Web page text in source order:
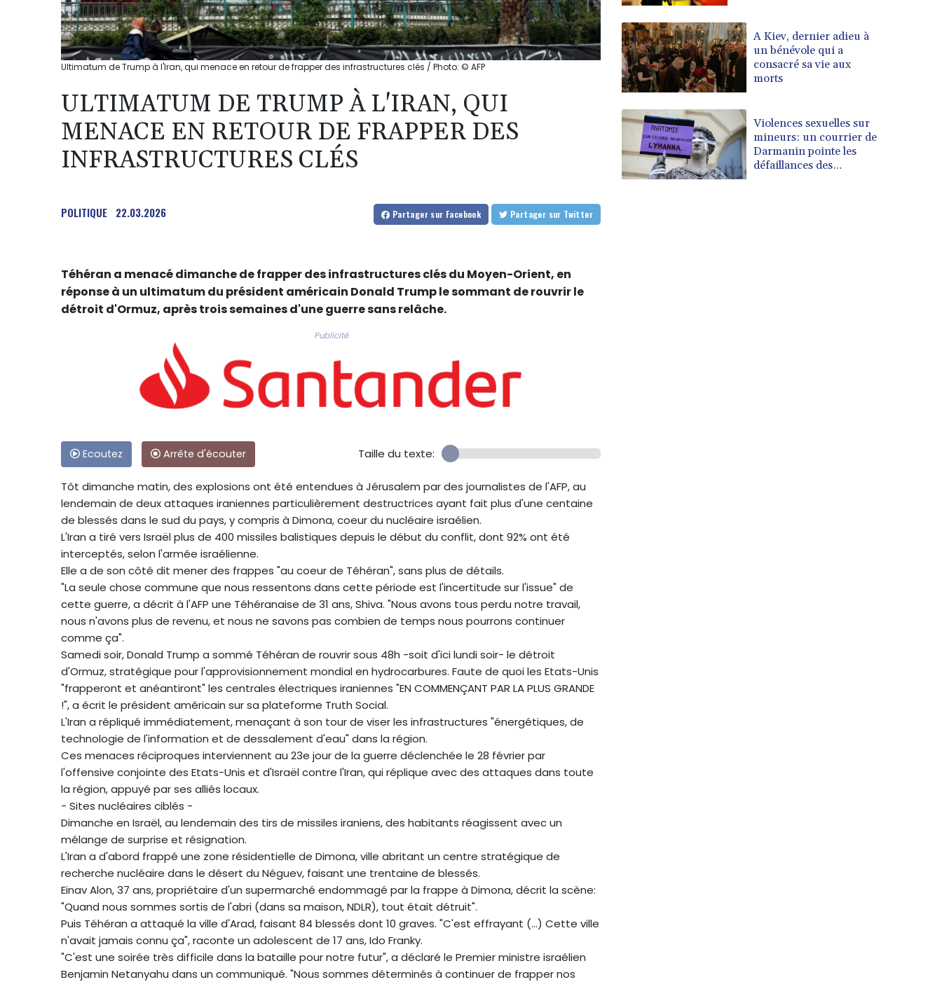
Ultimatum de Trump à l'Iran, qui menace en retour de frapper des infrastructures clés / Photo: © AFP
ULTIMATUM DE TRUMP À L'IRAN, QUI
MENACE EN RETOUR DE FRAPPER DES
INFRASTRUCTURES CLÉS
POLITIQUE 22.03.2026 Partager sur Facebook Partager sur Twitter
Téhéran a menacé dimanche de frapper des infrastructures clés du Moyen-Orient, en
réponse à un ultimatum du président américain Donald Trump le sommant de rouvrir le
détroit d'Ormuz, après trois semaines d'une guerre sans relâche.
Publicité
Ecoutez Arrête d'écouter Taille du texte:
Tôt dimanche matin, des explosions ont été entendues à Jérusalem par des journalistes de l'AFP, au
lendemain de deux attaques iraniennes particulièrement destructrices ayant fait plus d'une centaine
de blessés dans le sud du pays, y compris à Dimona, coeur du nucléaire israélien.
L'Iran a tiré vers Israël plus de 400 missiles balistiques depuis le début du conflit, dont 92% ont été
interceptés, selon l'armée israélienne.
Elle a de son côté dit mener des frappes "au coeur de Téhéran", sans plus de détails.
"La seule chose commune que nous ressentons dans cette période est l'incertitude sur l'issue" de
cette guerre, a décrit à l'AFP une Téhéranaise de 31 ans, Shiva. "Nous avons tous perdu notre travail,
nous n'avons plus de revenu, et nous ne savons pas combien de temps nous pourrons continuer
comme ça".
Samedi soir, Donald Trump a sommé Téhéran de rouvrir sous 48h -soit d'ici lundi soir- le détroit
d'Ormuz, stratégique pour l'approvisionnement mondial en hydrocarbures. Faute de quoi les Etats-Unis
"frapperont et anéantiront" les centrales électriques iraniennes "EN COMMENÇANT PAR LA PLUS GRANDE
!", a écrit le président américain sur sa plateforme Truth Social.
L'Iran a répliqué immédiatement, menaçant à son tour de viser les infrastructures "énergétiques, de
technologie de l'information et de dessalement d'eau" dans la région.
Ces menaces réciproques interviennent au 23e jour de la guerre déclenchée le 28 février par
l'offensive conjointe des Etats-Unis et d'Israël contre l'Iran, qui réplique avec des attaques dans toute
la région, appuyé par ses alliés locaux.
- Sites nucléaires ciblés -
Dimanche en Israël, au lendemain des tirs de missiles iraniens, des habitants réagissent avec un
mélange de surprise et résignation.
L'Iran a d'abord frappé une zone résidentielle de Dimona, ville abritant un centre stratégique de
recherche nucléaire dans le désert du Néguev, faisant une trentaine de blessés.
Einav Alon, 37 ans, propriétaire d'un supermarché endommagé par la frappe à Dimona, décrit la scène:
"Quand nous sommes sortis de l'abri (dans sa maison, NDLR), tout était détruit".
Puis Téhéran a attaqué la ville d'Arad, faisant 84 blessés dont 10 graves. "C'est effrayant (...) Cette ville
n'avait jamais connu ça", raconte un adolescent de 17 ans, Ido Franky.
"C'est une soirée très difficile dans la bataille pour notre futur", a déclaré le Premier ministre israélien
Benjamin Netanyahu dans un communiqué. "Nous sommes déterminés à continuer de frapper nos
A Kiev, dernier adieu à
un bénévole qui a
consacré sa vie aux
morts
Violences sexuelles sur
mineurs: un courrier de
Darmanin pointe les
défaillances des